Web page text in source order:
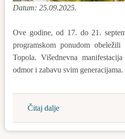
Datum: 25.09.2025.
Ove godine, od 17. do 21.
programskom ponudom
Topola. Višednevna
odmor i zabavu svim generacijama.
Čitaj dalje
Hiljade
ljudi,